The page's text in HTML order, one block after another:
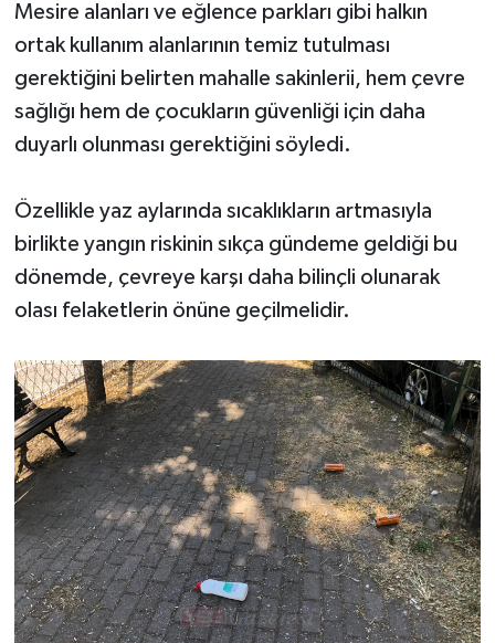
Mesire alanları ve eğlence parkları gibi halkın
ortak kullanım alanlarının temiz tutulması
gerektiğini belirten mahalle sakinlerii, hem çevre
sağlığı hem de çocukların güvenliği için daha
duyarlı olunması gerektiğini söyledi.
Özellikle yaz aylarında sıcaklıkların artmasıyla
birlikte yangın riskinin sıkça gündeme geldiği bu
dönemde, çevreye karşı daha bilinçli olunarak
olası felaketlerin önüne geçilmelidir.